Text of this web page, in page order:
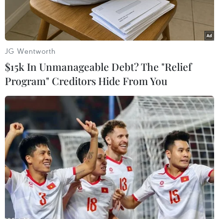
Pangyo.
Đại diện truyền thông Việt Nam, Hàn Quốc và các doanh
nghiệp tham gia sự kiện
"Gặp gỡ trực tuyến Pangyo" là một trong những
dự án quảng bá của Thung lũng Công nghệ
Pangyo. Đây là cơ hội để chia sẻ ý tưởng trực
JG Wentworth
$15k In Unmanageable Debt? The "Relief
Program" Creditors Hide From You